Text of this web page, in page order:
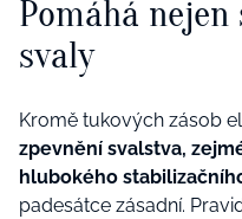
Pomáhá
svaly
Kromě tukových zásob
zpevnění svalstva,
hlubokého
padesátce zásadní.